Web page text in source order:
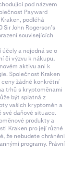
pod názvem
Payward
podléhá
John Rogerson’s
souvisejících
a nejedná se o
či výzvu k nákupu,
aktivu ani k
Společnost Kraken
ceny žádné konkrétní
trhů s kryptoměnami
být splatná z
vašich kryptoměn a
své daňové situace.
produkty a
Kraken pro její různé
že nebudete chráněni
programy. Právní